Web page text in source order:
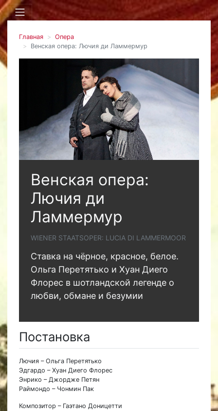
Главная
Опера
Венская опера: Лючия ди Ламмермур
Венская опера:
Лючия ди
Ламмермур
WIENER STAATSOPER: LUCIA DI LAMMERMOOR
Ставка на чёрное, красное, белое.
Ольга Перетятько и Хуан Диего
Флорес в шотландской легенде о
любви, обмане и безумии
Постановка
Лючия – Ольга Перетятько
Эдгардо – Хуан Диего Флорес
Энрико – Джордже Петян
Раймондо – Чонмин Пак
Композитор – Гаэтано Доницетти